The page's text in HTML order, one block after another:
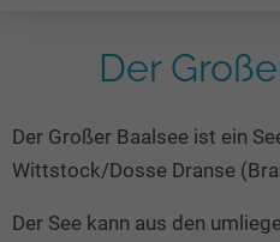
Wellness am See
Romantik Hotels
Camping
Kanu- & Kajak-Urlaub
Bikeurlaub
Familienhotels
Wellness-Hotels
Biohotels
Ausgefallenes
Überwachte Badestellen
Unsere See-Highlights
Deutschlands schönste Seen
Top Seen nach
Der
Der Großer Baalsee ist ein
Wittstock/Dosse Dranse
Der See kann aus den